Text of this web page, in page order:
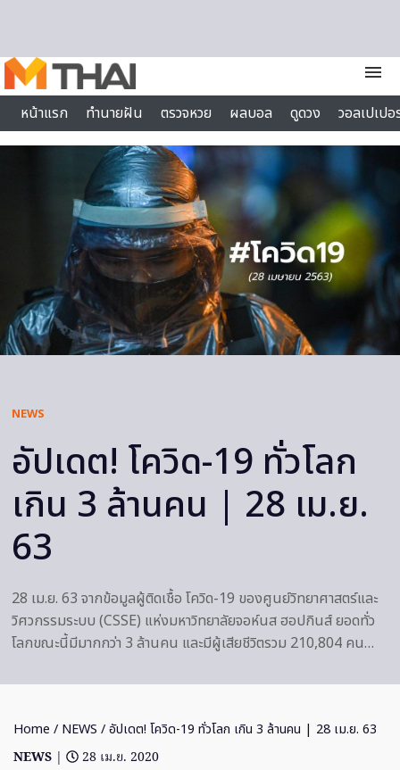
menu
หน้าแรก
ทำนายฝัน ตรวจหวย ผลบอล ดูดวง
วอลเปเป
ไลฟ์สไตล์
NEWS
อัปเดต! โควิด-19 ทั่วโลก
เกิน 3 ล้านคน | 28 เม.ย.
63
28 เม.ย. 63 จากข้อมูลผู้ติดเชื้อ โควิด-19 ของศูนย์วิทยาศาสตร์และ
วิศวกรรมระบบ (CSSE) แห่งมหาวิทยาลัยจอห์นส ฮอปกินส์ ยอดทั่ว
โลกขณะนี้มีมากกว่า 3 ล้านคน และมีผู้เสียชีวิตรวม 210,804 คน…
Home / NEWS / อัปเดต! โควิด-19 ทั่วโลก เกิน 3 ล้านคน | 28 เม.ย. 63
NEWS |
28 เม.ย. 2020